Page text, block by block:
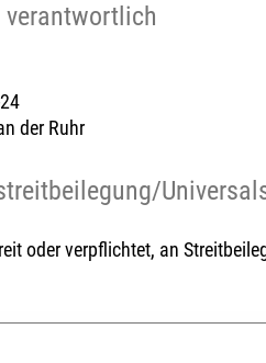
verantwortlich
der Ruhr
oder verpflichtet, an